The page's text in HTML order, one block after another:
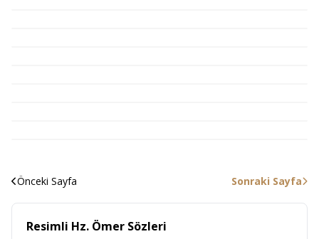
Önceki Sayfa Sonraki Sayfa
Resimli Hz. Ömer Sözleri